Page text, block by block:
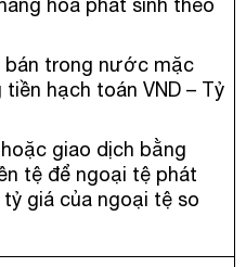
hóa phát sinh theo
trong nước mặc
hạch toán VND – Tỷ
giao dịch bằng
tệ để ngoại tệ phát
tỷ giá của ngoại tệ so